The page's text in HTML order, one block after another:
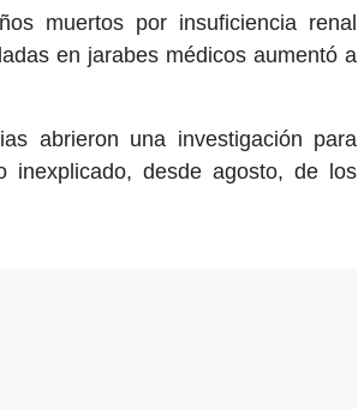
muertos por insuficiencia renal
en jarabes médicos aumentó a
abrieron una investigación para
inexplicado, desde agosto, de los